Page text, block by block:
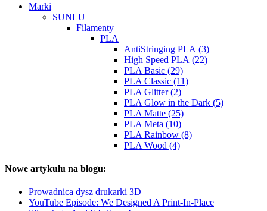
Marki
SUNLU
Filamenty
PLA
AntiStringing PLA (3)
High Speed PLA (22)
PLA Basic (29)
PLA Classic (11)
PLA Glitter (2)
PLA Glow in the Dark (5)
PLA Matte (25)
PLA Meta (10)
PLA Rainbow (8)
PLA Wood (4)
Nowe artykułu na blogu:
Prowadnica dysz drukarki 3D
YouTube Episode: We Designed A Print-In-Place